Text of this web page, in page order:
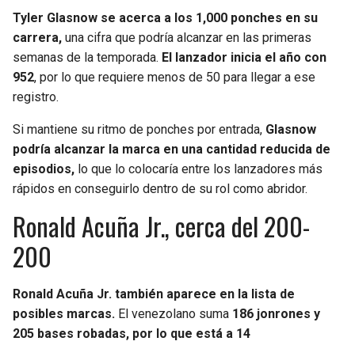
Tyler Glasnow se acerca a los 1,000 ponches en su
carrera, una cifra que podría alcanzar en las primeras
semanas de la temporada. El lanzador inicia el año con
952, por lo que requiere menos de 50 para llegar a ese
registro.
Si mantiene su ritmo de ponches por entrada, Glasnow
podría alcanzar la marca en una cantidad reducida de
episodios, lo que lo colocaría entre los lanzadores más
rápidos en conseguirlo dentro de su rol como abridor.
Ronald Acuña Jr., cerca del 200-
200
Ronald Acuña Jr. también aparece en la lista de
posibles marcas. El venezolano suma 186 jonrones y
205 bases robadas, por lo que está a 14